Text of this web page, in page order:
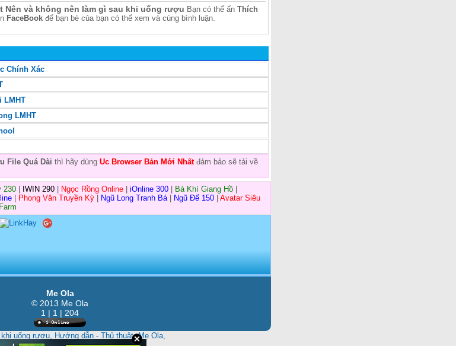
Nên và không nên làm gì sau khi uống rượu Bạn có thể ấn Thích
FaceBook để bạn bè của bạn có thể xem và cùng bình luận.
Chính Xác
LMHT
LMHT
File Quá Dài thì hãy dùng Uc Browser Bản Mới Nhấtđảm bảo sẽ tải về
230 IWIN 290 Ngọc Rồng Online iOnline 300 Bá Khí Giang Hồ
Phong Vân Truyền Kỳ Ngũ Long Tranh Bá| Ngũ Đế 150
Avatar Siêu
Me Ola
© 2013 Me Ola
1 | 1 | 204
khi uống rượu, Hướng dẫn - Thủ thuật,Me Ola,